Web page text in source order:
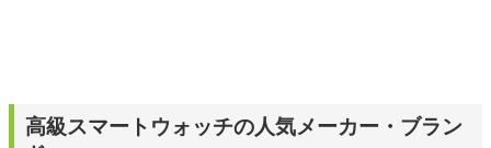
高級スマートウォッチの人気メーカー・ブラン